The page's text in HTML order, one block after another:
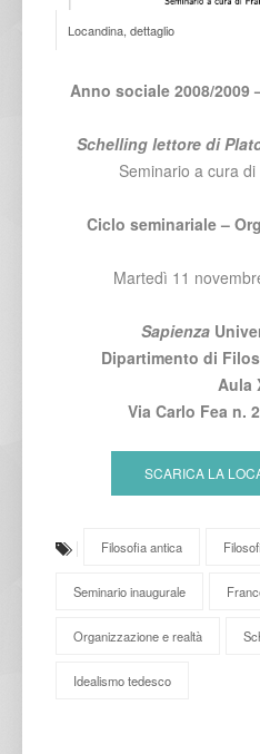
Locandina, dettaglio
Anno sociale 2008/2009
Schelling lettore di
Seminario a cura
Ciclo seminariale –
Martedì 11
Sapienza
Dipartimento di
Aula
Via Carlo Fea n.
SCARICA LA
Filosofia antica
Seminario inaugurale
Organizzazione e realtà
Idealismo tedesco